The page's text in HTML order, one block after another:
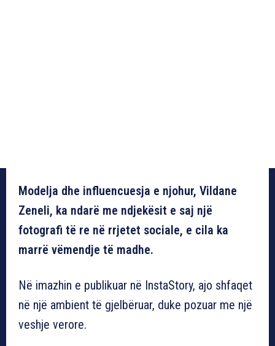
Modelja dhe influencuesja e njohur, Vildane
Zeneli, ka ndarë me ndjekësit e saj një
fotografi të re në rrjetet sociale, e cila ka
marrë vëmendje të madhe.
Në imazhin e publikuar në InstaStory, ajo shfaqet
në një ambient të gjelbëruar, duke pozuar me një
veshje verore.